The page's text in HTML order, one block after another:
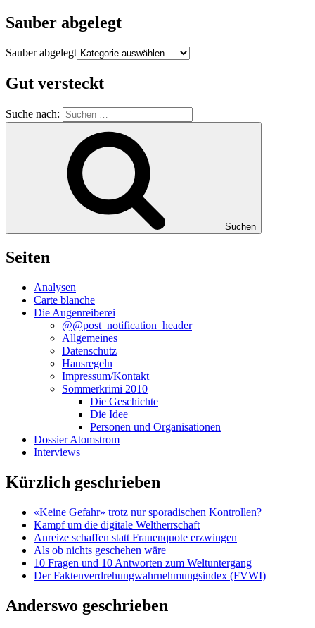
Sauber abgelegt
Sauber abgelegt
Gut versteckt
Suche nach:
Suchen
Seiten
Analysen
Carte blanche
Die Augenreiberei
@@post_notification_header
Allgemeines
Datenschutz
Hausregeln
Impressum/Kontakt
Sommerkrimi 2010
Die Geschichte
Die Idee
Personen und Organisationen
Dossier Atomstrom
Interviews
Kürzlich geschrieben
«Keine Gefahr» trotz nur sporadischen Kontrollen?
Kampf um die digitale Weltherrschaft
Anreize schaffen statt Frauenquote erzwingen
Als ob nichts geschehen wäre
10 Fragen und 10 Antworten zum Weltuntergang
Der Faktenverdrehungwahrnehmungsindex (FVWI)
Anderswo geschrieben